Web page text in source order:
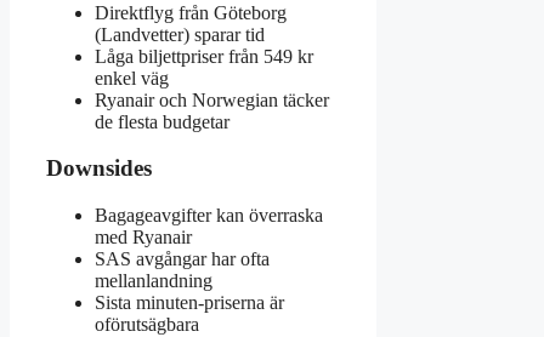
Direktflyg från Göteborg
(Landvetter) sparar tid
Låga biljettpriser från 549 kr
enkel väg
Ryanair och Norwegian täcker
de flesta budgetar
Downsides
Bagageavgifter kan överraska
med Ryanair
SAS avgångar har ofta
mellanlandning
Sista minuten-priserna är
oförutsägbara